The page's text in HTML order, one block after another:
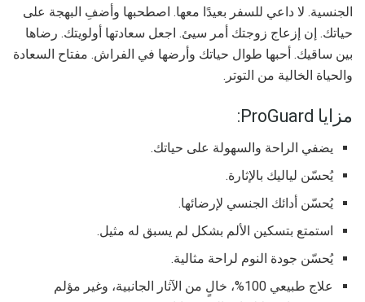
الجنسية. لا داعي للسفر بعيدًا معها. اصطحبها وأضفِ البهجة على
حياتك. إن إزعاج زوجتك أمر سيئ. اجعل سعادتها أولويتك. رضاها
بين ساقيك. أحبها طوال حياتك وأرضها في الفراش. مفتاح السعادة
والحياة الخالية من التوتر.
مزايا ProGuard:
يضفي الراحة والسهولة على حياتك.
يُحسّن لياليك بالإثارة.
يُحسّن أدائك الجنسي لإرضائها.
استمتع بتسكين الألم بشكل لم يسبق له مثيل.
يُحسّن جودة النوم لراحة مثالية.
علاج طبيعي 100%، خالٍ من الآثار الجانبية، وغير مؤلم